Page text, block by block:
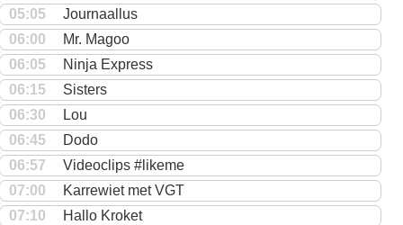
05:05
Journaallus
06:00
Mr. Magoo
06:05
Ninja Express
06:15
Sisters
06:30
Lou
06:45
Dodo
06:57
Videoclips #likeme
07:00
Karrewiet met VGT
07:10
Hallo Kroket